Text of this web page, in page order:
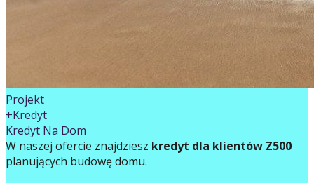
Projekt
+Kredyt
Kredyt Na Dom
W naszej ofercie znajdziesz kredyt dla klientów Z500
planujących budowę domu.